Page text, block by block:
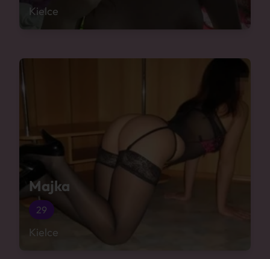
Kielce
Majka
29
Kielce